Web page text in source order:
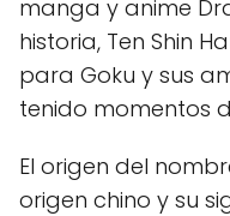
manga y anime
historia, Ten Shin
para Goku y sus
tenido momentos
El origen del
origen chino y su